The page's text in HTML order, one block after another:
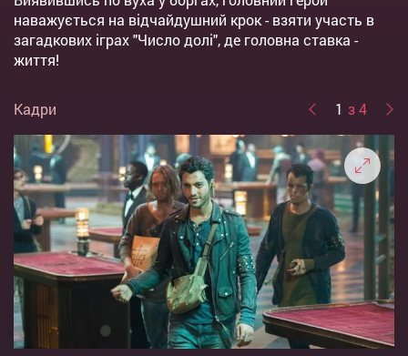
наважується на відчайдушний крок - взяти участь в
загадкових іграх "Число долі", де головна ставка -
життя!
Кадри 1 з 4